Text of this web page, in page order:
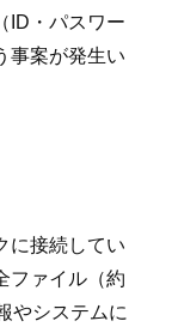
ID・パスワー
事案が発生い
に接続してい
ファイル（約
やシステムに